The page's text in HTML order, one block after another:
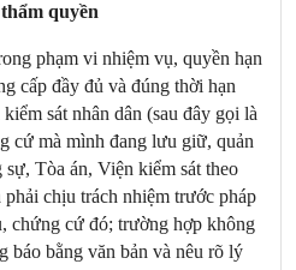
quyền
phạm vi nhiệm vụ, quyền hạn
cấp đầy đủ và đúng thời hạn
sát nhân dân (sau đây gọi là
cứ mà mình đang lưu giữ, quản
Tòa án, Viện kiểm sát theo
chịu trách nhiệm trước pháp
chứng cứ đó; trường hợp không
báo bằng văn bản và nêu rõ lý